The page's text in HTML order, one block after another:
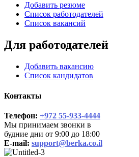
Добавить резюме
Список работодателей
Список вакансий
Для работодателей
Добавить вакансию
Список кандидатов
Контакты
Телефон: +972 55-933-4444
Мы принимаем звонки в
будние дни от 9:00 до 18:00
E-mail: support@berka.co.il